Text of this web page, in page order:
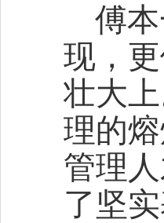
傅
现，
壮大
理的
管理
了坚实